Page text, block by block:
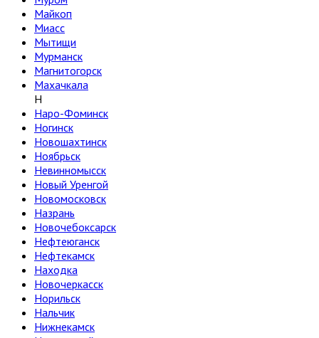
Майкоп
Миасс
Мытищи
Мурманск
Магнитогорск
Махачкала
Н
Наро-Фоминск
Ногинск
Новошахтинск
Ноябрьск
Невинномысск
Новый Уренгой
Новомосковск
Назрань
Новочебоксарск
Нефтеюганск
Нефтекамск
Находка
Новочеркасск
Норильск
Нальчик
Нижнекамск